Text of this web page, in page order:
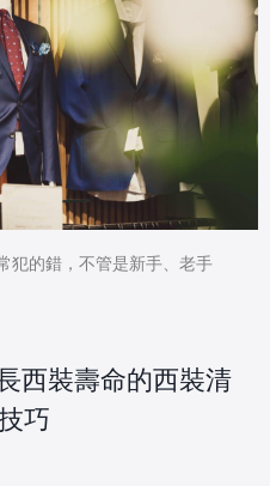
犯的錯，不管是新手、老手
西裝壽命的西裝清
巧